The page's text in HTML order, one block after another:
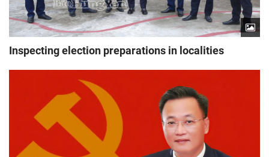
Inspecting election preparations in localities